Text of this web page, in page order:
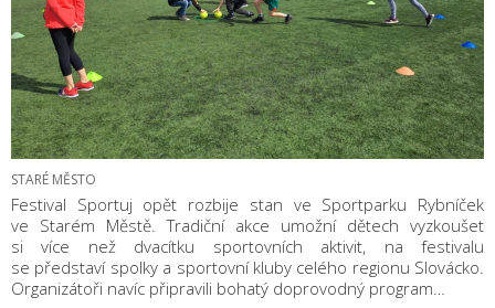
STARÉ MĚSTO
Festival Sportuj opět rozbije stan ve Sportparku Rybníček
ve Starém Městě. Tradiční akce umožní dětech vyzkoušet
si více než dvacítku sportovních aktivit, na festivalu
se představí spolky a sportovní kluby celého regionu Slovácko.
Organizátoři navíc připravili bohatý doprovodný program…